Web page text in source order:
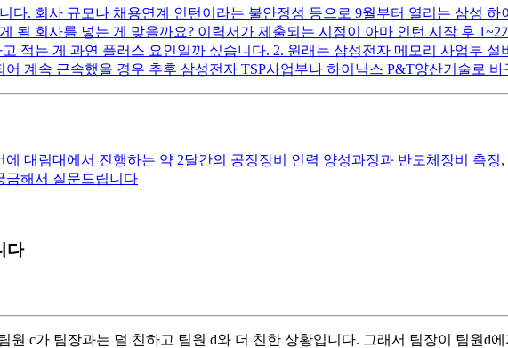
다. 회사 규모나 채용연계 인턴이라는 불안정성 등으로 9월부터 열리는 삼성 하
될 회사를 넣는 게 맞을까요? 이력서가 제출되는 시점이 아마 인턴 시작 후
적는 게 과연 플러스 요인일까 싶습니다. 2. 원래는 삼성전자 메모리 사업부
계속 근속했을 경우 추후 삼성전자 TSP사업부나 하이닉스 P&T양산기술로
대림대에서 진행하는 약 2달간의 공정장비 인력 양성과정과 반도체장비 측
금해서 질문드립니다
다
원 c가 팀장과는 덜 친하고 팀원 d와 더 친한 상황입니다. 그래서 팀장이 팀원d